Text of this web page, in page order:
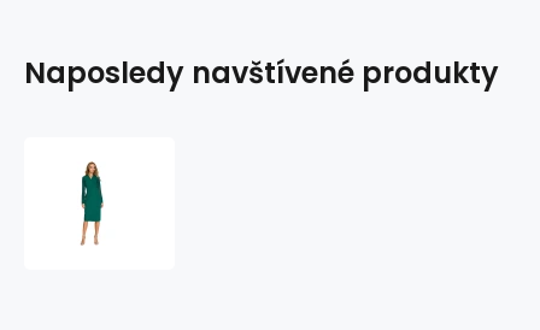
Naposledy navštívené produkty